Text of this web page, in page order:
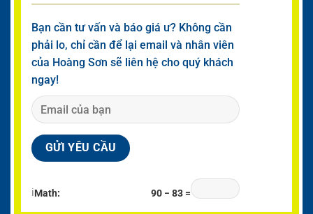
Bạn cần tư vấn và báo giá ư? Không cần
phải lo, chỉ cần để lại email và nhân viên
của Hoàng Sơn sẽ liên hệ cho quý khách
ngay!
ℹMath: 90 − 83 =